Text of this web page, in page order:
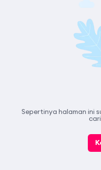
Sepertinya halaman ini